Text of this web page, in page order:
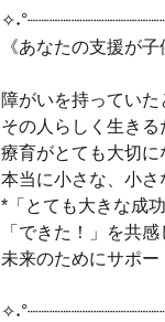
《あなたの支援が
障がいを持ってい
その人らしく生き
療育がとても大切
本当に小さな、小
*「とても大きな成
「できた！」を共
未来のためにサポー